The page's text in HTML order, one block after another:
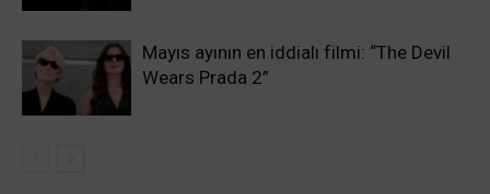
Mayıs ayının en iddialı filmi: “The Devil
Wears Prada 2”